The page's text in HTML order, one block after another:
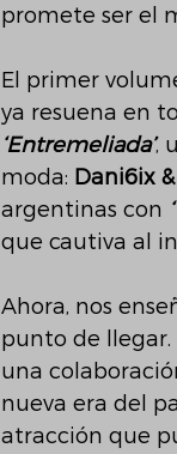
promete ser el
El primer
ya resuena en
‘Entremeliada’,
moda: Dani6ix
argentinas con
que cautiva al
Ahora, nos
punto de llegar.
una
nueva era del
atracción que